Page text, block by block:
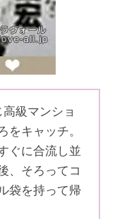
級マンショ
をキャッチ。
ぐに合流し並
、そろってコ
袋を持って帰